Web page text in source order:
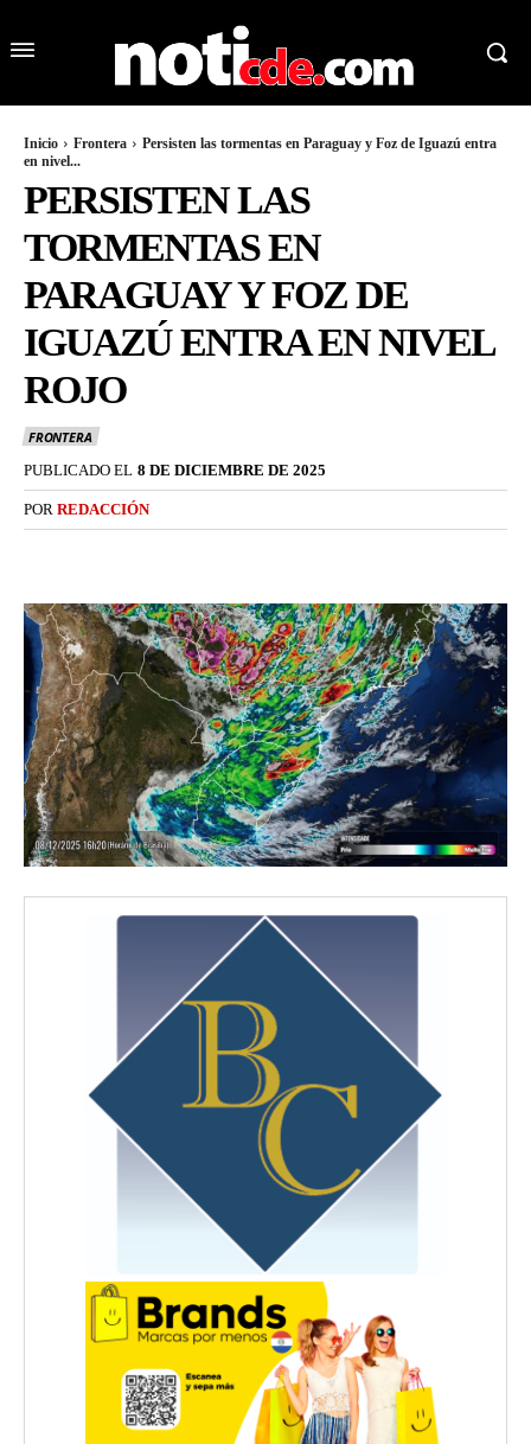
Inicio Frontera
Persisten las tormentas en Paraguay y Foz de Iguazú entra
en nivel...
PERSISTEN LAS
TORMENTAS EN
PARAGUAY Y FOZ DE
IGUAZÚ ENTRA EN NIVEL
ROJO
FRONTERA
PUBLICADO EL 8 DE DICIEMBRE DE 2025
POR REDACCIÓN